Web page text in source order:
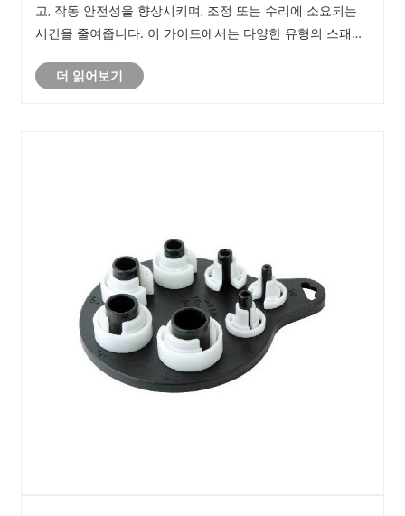
고, 작동 안전성을 향상시키며, 조정 또는 수리에 소요되는
시간을 줄여줍니다. 이 가이드에서는 다양한 유형의 스패너
한 도구를 선택하기 위한 팁을 살펴봅니다. 또한 일반적인
더 읽어보기